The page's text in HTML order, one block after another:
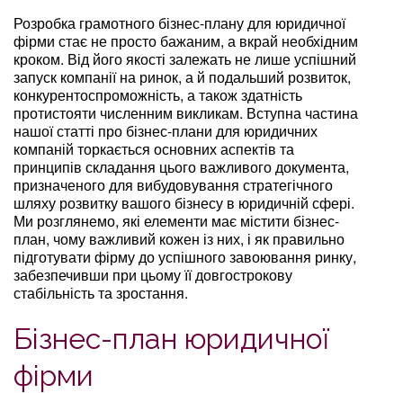
Розробка грамотного бізнес-плану для юридичної
фірми стає не просто бажаним, а вкрай необхідним
кроком. Від його якості залежать не лише успішний
запуск компанії на ринок, а й подальший розвиток,
конкурентоспроможність, а також здатність
протистояти численним викликам. Вступна частина
нашої статті про бізнес-плани для юридичних
компаній торкається основних аспектів та
принципів складання цього важливого документа,
призначеного для вибудовування стратегічного
шляху розвитку вашого бізнесу в юридичній сфері.
Ми розглянемо, які елементи має містити бізнес-
план, чому важливий кожен із них, і як правильно
підготувати фірму до успішного завоювання ринку,
забезпечивши при цьому її довгострокову
стабільність та зростання.
Бізнес-план юридичної
фірми